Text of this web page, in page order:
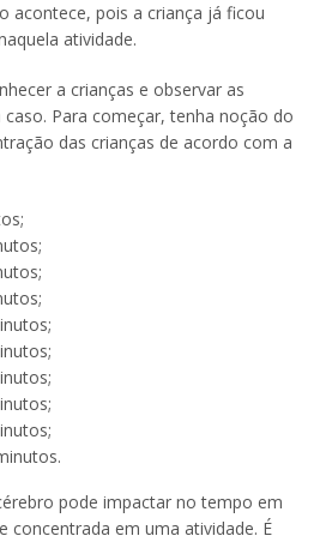
acontece, pois a criança já ficou
atividade.
a crianças e observar as
Para começar, tenha noção do
das crianças de acordo com a
pode impactar no tempo em
concentrada em uma atividade. É